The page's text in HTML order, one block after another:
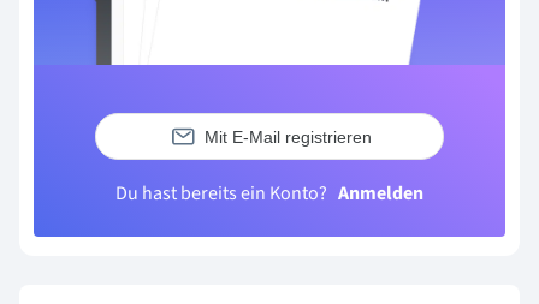
Mit E-Mail registrieren
Du hast bereits ein Konto? Anmelden